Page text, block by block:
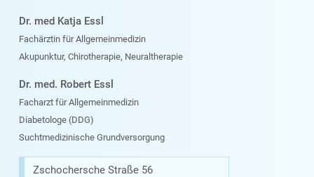
Dr. med Katja Essl
Fachärztin für Allgemeinmedizin
Akupunktur, Chirotherapie, Neuraltherapie
Dr. med. Robert Essl
Facharzt für Allgemeinmedizin
Diabetologe (DDG)
Suchtmedizinische Grundversorgung
Zschochersche Straße 56